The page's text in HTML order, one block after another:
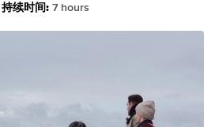
持续时间: 7 hours